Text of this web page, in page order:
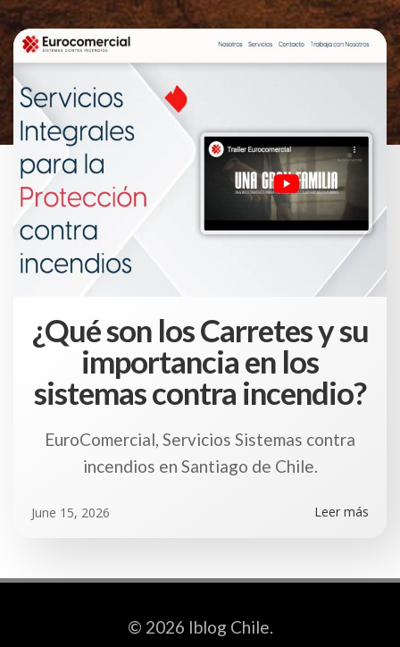
¿Qué son los Carretes y su
importancia en los
sistemas contra incendio?
EuroComercial, Servicios Sistemas contra
incendios en Santiago de Chile.
June 15, 2026 Leer más
© 2026 Iblog Chile.